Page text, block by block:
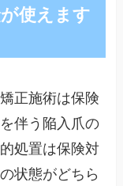
使えます
正施術は保険
伴う陥入爪の
処置は保険対
状態がどちら